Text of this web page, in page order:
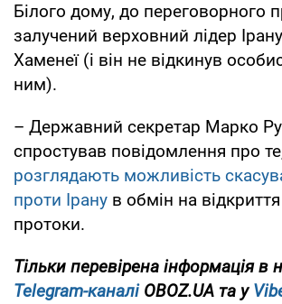
Білого дому, до переговорного
залучений верховний лідер
Хаменеї (і він не відкинув
ним).
– Державний секретар Марко
спростував повідомлення про
розглядають можливість
проти Ірану в обмін на
протоки.
Тільки перевірена інформація в
Telegram-каналіOBOZ.UA та у